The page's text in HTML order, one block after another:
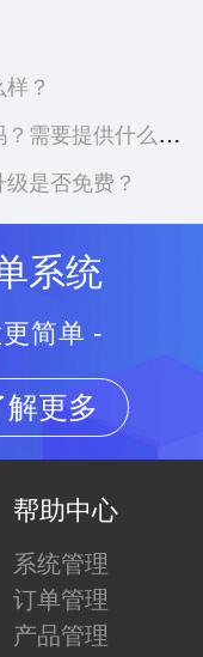
？
系统可以安装到自己支服务器上吗？需要提供什么资料？
是否免费？
系统
简单 -
解更多
帮助中心
系统管理
订单管理
产品管理